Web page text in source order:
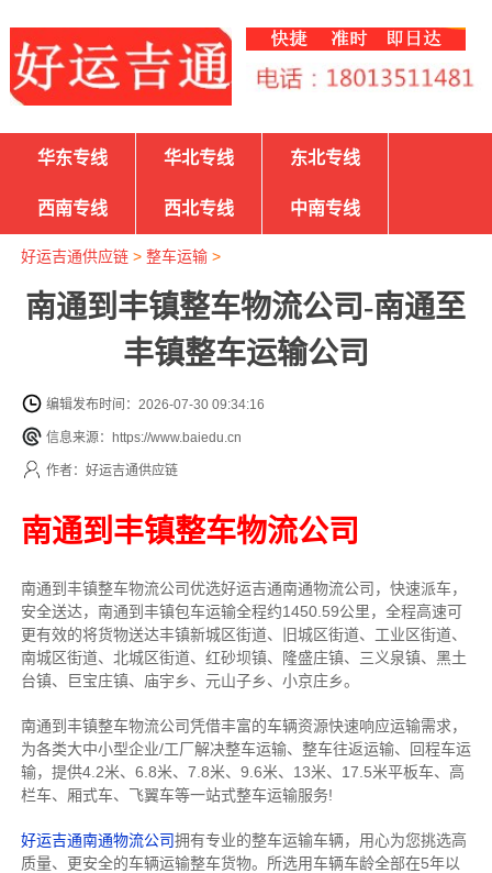
华东专线 华北专线 东北专线
西南专线 西北专线 中南专线
好运吉通供应链> 整车运输>
南通到丰镇整车物流公司-南通至
丰镇整车运输公司
编辑发布时间：2026-07-30 09:34:16
信息来源：https://www.baiedu.cn
作者：好运吉通供应链
南通到丰镇整车物流公司
南通到丰镇整车物流公司优选好运吉通南通物流公司，快速派车，
安全送达，南通到丰镇包车运输全程约1450.59公里，全程高速可
更有效的将货物送达丰镇新城区街道、旧城区街道、工业区街道、
南城区街道、北城区街道、红砂坝镇、隆盛庄镇、三义泉镇、黑土
台镇、巨宝庄镇、庙宇乡、元山子乡、小京庄乡。
南通到丰镇整车物流公司凭借丰富的车辆资源快速响应运输需求，
为各类大中小型企业/工厂解决整车运输、整车往返运输、回程车运
输， 提供4.2米、6.8米、7.8米、9.6米、13米、17.5米平板车、高
栏车、厢式车、飞翼车等一站式整车运输服务!
好运吉通南通物流公司拥有专业的整车运输车辆，用心为您挑选高
质量、更安全的车辆运输整车货物。所选用车辆车龄全部在5年以